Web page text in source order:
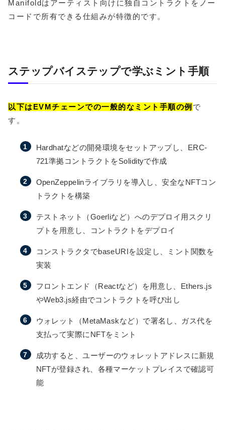
Manifoldはアーティスト向けに独自コントラクトをノー
コードで所有できる仕組みが特徴的です。
ステップバイステップで学ぶミント手順
以下はEVMチェーンでの一般的なミント手順の例 で
す。
Hardhatなどの開発環境をセットアップし、ERC-
721準拠コントラクトをSolidityで作成
OpenZeppelinライブラリを導入し、安全なNFTコン
トラクトを構築
テストネット（Goerliなど）へのデプロイ用スクリ
プトを用意し、コントラクトをデプロイ
コンストラクタでbaseURIを設定し、ミント関数を
実装
フロントエンド（Reactなど）を用意し、Ethers.js
やWeb3.js経由でコントラクトを呼び出し
ウォレット（MetaMaskなど）で署名し、ガス代を
支払って実際にNFTをミント
成功すると、ユーザーのウォレットアドレスに新規
NFTが登録され、各種マーケットプレイスで確認可
能